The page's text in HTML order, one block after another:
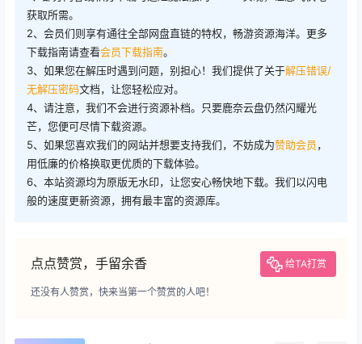
获取所需。
2、会员们则享有通往全部网盘直链的特权，畅游资源海洋。更多
下载指南请查看会员下载指南。
3、如果您在解压时遇到问题，别担心！我们提供了关于解压错误/
无解压密码文档，让您轻松应对。
4、请注意，我们不会进行资源补档。只要鹿奈云盘仍然闪耀光
芒，您便可尽情下载资源。
5、如果您喜欢我们的网站并想要支持我们，不妨成为赞助会员，
用低廉的价格换取更优质的下载体验。
6、本站资源均为原版无水印，让您安心畅快地下载。我们以闪电
般的速度更新资源，拥有最丰富的资源库。
点点赞赏，手留余香 给TA打赏
还没有人赞赏，快来当第一个赞赏的人吧！